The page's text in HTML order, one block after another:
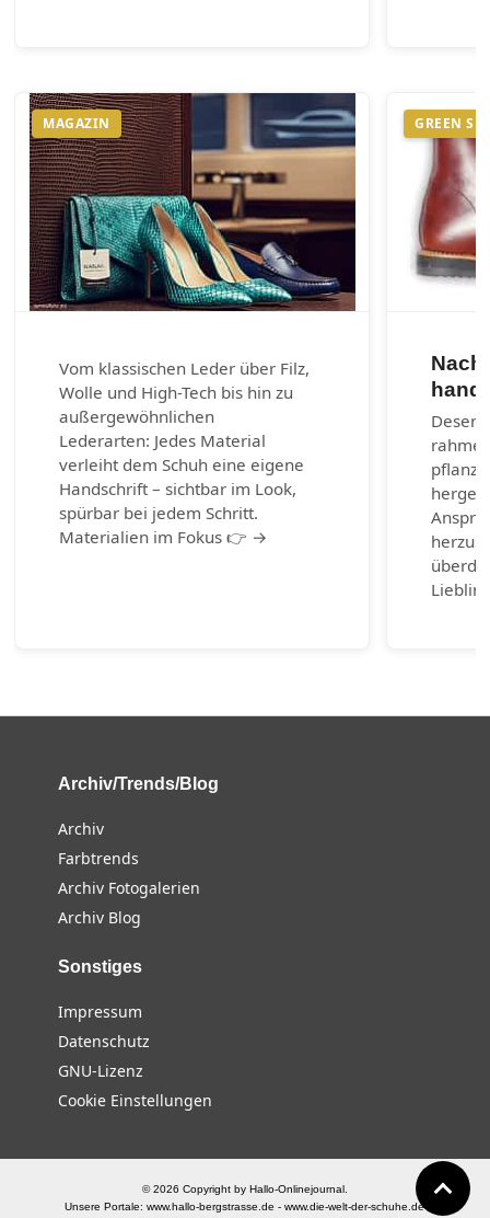
MAGAZIN
Vom klassischen Leder über Filz,
Wolle und High-Tech bis hin zu
außergewöhnlichen
Lederarten: Jedes Material
verleiht dem Schuh eine eigene
Handschrift – sichtbar im Look,
spürbar bei jedem Schritt.
Materialien im Fokus 👉 →
GREEN
Archiv/Trends/Blog
Archiv
Farbtrends
Archiv Fotogalerien
Archiv Blog
Sonstiges
Impressum
Datenschutz
GNU-Lizenz
Cookie Einstellungen
© 2026 Copyright by Hallo-Onlinejournal.
Unsere Portale:www.hallo-bergstrasse.de -www.die-welt-der-schuhe.de